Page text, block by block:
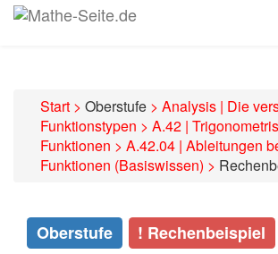
Start > Oberstufe > Analysis | Die
Funktionstypen > A.42 |
Funktionen > A.42.04 | Ableitungen
Funktionen (Basiswissen) >
Oberstufe ! Rechenbeispiel